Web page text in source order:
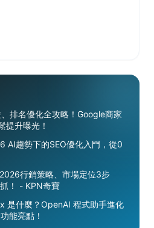
排名優化全攻略！Google商家
提升曝光！
AI趨勢下的SEO優化入門，從0
行銷策略、市場定位3步
！ - KPN奇寶
是什麼？OpenAI 程式助手進化
能亮點！